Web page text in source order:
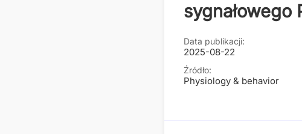
sygnałowego
Data publikacji:
2025-08-22
Źródło:
Physiology & behavior